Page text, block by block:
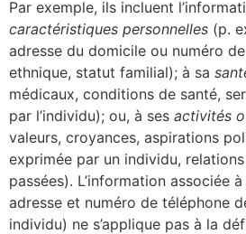
Par exemple, ils incluent
caractéristiques personnelles (p.
adresse du domicile ou numéro
ethnique, statut familial); à sa
médicaux, conditions de santé,
par l’individu); ou, à ses activités
valeurs, croyances, aspirations
exprimée par un individu,
passées). L’information associée
adresse et numéro de téléphone
individu) ne s’applique pas à la